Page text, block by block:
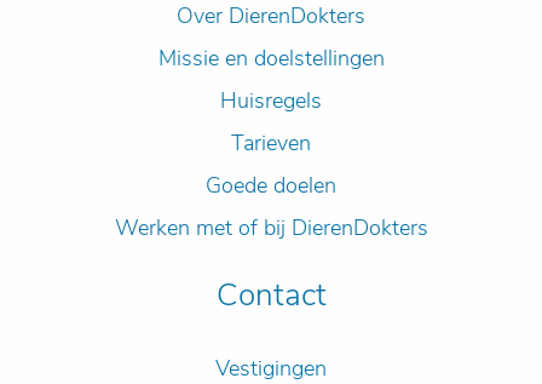
Over DierenDokters
Missie en doelstellingen
Huisregels
Tarieven
Goede doelen
Werken met of bij DierenDokters
Contact
Vestigingen